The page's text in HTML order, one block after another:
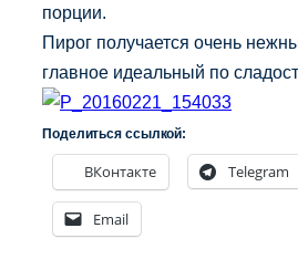
порции.
Пирог получается очень
главное идеальный по
Поделиться ссылкой:
ВКонтакте Telegram
Email